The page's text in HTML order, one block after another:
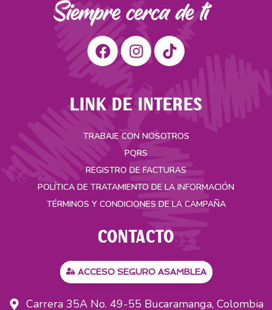
LINK DE INTERES
TRABAJE CON NOSOTROS
PQRS
REGISTRO DE FACTURAS
POLÍTICA DE TRATAMIENTO DE LA INFORMACIÓN
TÉRMINOS Y CONDICIONES DE LA CAMPAÑA
CONTACTO
ACCESO SEGURO ASAMBLEA
Carrera 35A No. 49-55 Bucaramanga, Colombia